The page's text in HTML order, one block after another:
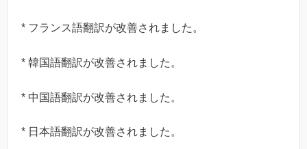
* フランス語翻訳が改善されました。
* 韓国語翻訳が改善されました。
* 中国語翻訳が改善されました。
* 日本語翻訳が改善されました。